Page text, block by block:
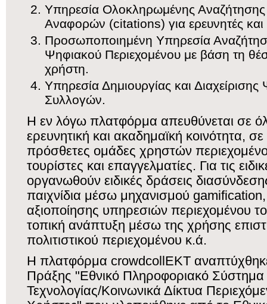
Υπηρεσία Ολοκληρωμένης Αναζήτησης
Αναφορών (citations) για ερευνητές και
Προσωποποιημένη Υπηρεσία
Ψηφιακού Περιεχομένου με βάση τη
χρήστη.
Υπηρεσία Δημιουργίας και
Συλλογών.
Η εν λόγω πλατφόρμα απευθύνεται σε
ερευνητική και ακαδημαϊκή κοινότητα, σε
πρόσθετες ομάδες χρηστών
τουρίστες και επαγγελματίες. Για τις
οργανωθούν ειδικές δράσεις
παιχνίδια μέσω μηχανισμού
αξιοποίησης υπηρεσιών περιεχομένου
τοπική ανάπτυξη μέσω της χρήσης
πολιτιστικού περιεχομένου κ.ά.
H πλατφόρμα crowdcollEKT
Πράξης "Εθνικό Πληροφοριακό Σύστημα
Τεχνολογίας/Κοινωνικά Δίκτυα